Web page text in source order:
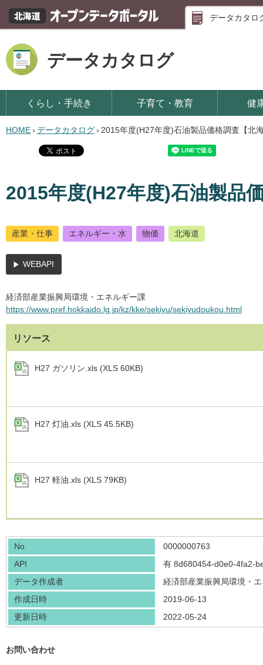
データカタロ
データカタログ
くらし・手続き 子育て・教育 健
HOME› データカタログ› 2015年度(H27年度)石油製品価格調査【北
2015年度(H27年度)石油製品
産業・仕事 エネルギー・水 物価 北海道
WEBAPI
経済部産業振興局環境・エネルギー課
https://www.pref.hokkaido.lg.jp/kz/kke/sekiyu/sekiyudoukou.html
リソース
H27 ガソリン.xls (XLS 60KB)
H27 灯油.xls (XLS 45.5KB)
H27 軽油.xls (XLS 79KB)
No
0000000763
API
有 8d680454-d0e0-4fa2-
データ作成者
経済部産業振興局環境・
作成日時
2019-06-13
更新日時
2022-05-24
お問い合わせ